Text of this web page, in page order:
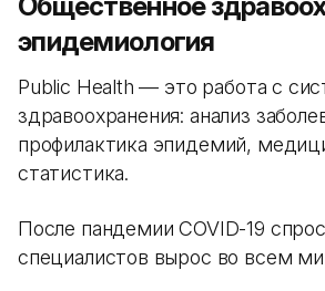
эпидемиология
Public Health — это работа с
здравоохранения: анализ
профилактика эпидемий,
статистика.
После пандемии COVID-19
специалистов вырос во всем